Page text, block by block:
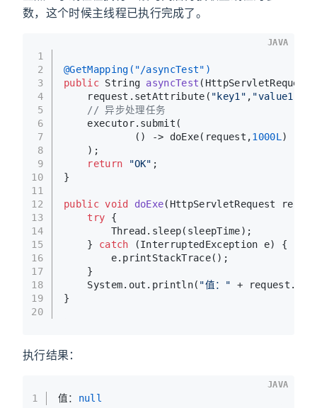
数，这个时候主线程已执行完成了。
1
2
3
4
5
6
7
8
9
10
11
12
13
14
15
16
17
18
19
20
@GetMapping("/asyncTest")
public String asyncTest
    request.setAttribute(
"key1" , "value1"
// 异步处理任务
    executor.submit(
            () -> doExe(request,
1000L)
    );
return
"OK" ;
}
public void doExe(HttpServletRequest
try {
        Thread.sleep(sleepTime);
    }
catch (InterruptedException e) {
        e.printStackTrace();
    }
    System.out.println(
"值："
+
}
JAVA
执行结果：
1 值： null
JAVA